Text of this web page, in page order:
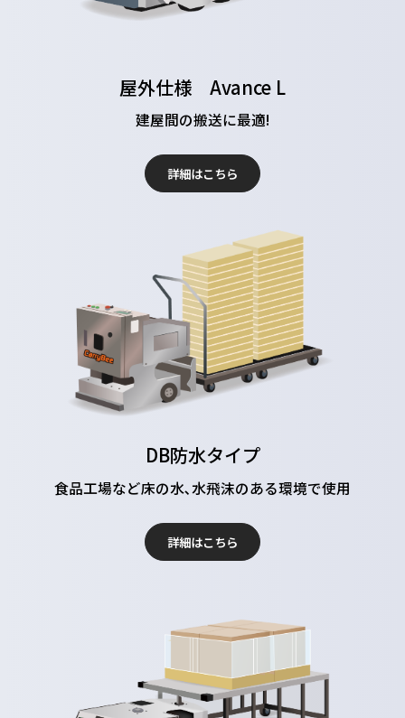
屋外仕様 Avance L
建屋間の搬送に最適!
詳細はこちら
DB防水タイプ
食品工場など床の水､水飛沫のある環境で使用
詳細はこちら